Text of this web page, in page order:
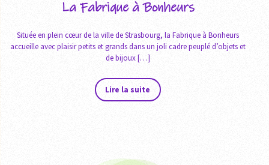
La Fabrique à Bonheurs
Située en plein cœur de la ville de Strasbourg, la Fabrique à Bonheurs
accueille avec plaisir petits et grands dans un joli cadre peuplé d’objets et
de bijoux […]
Lire la suite